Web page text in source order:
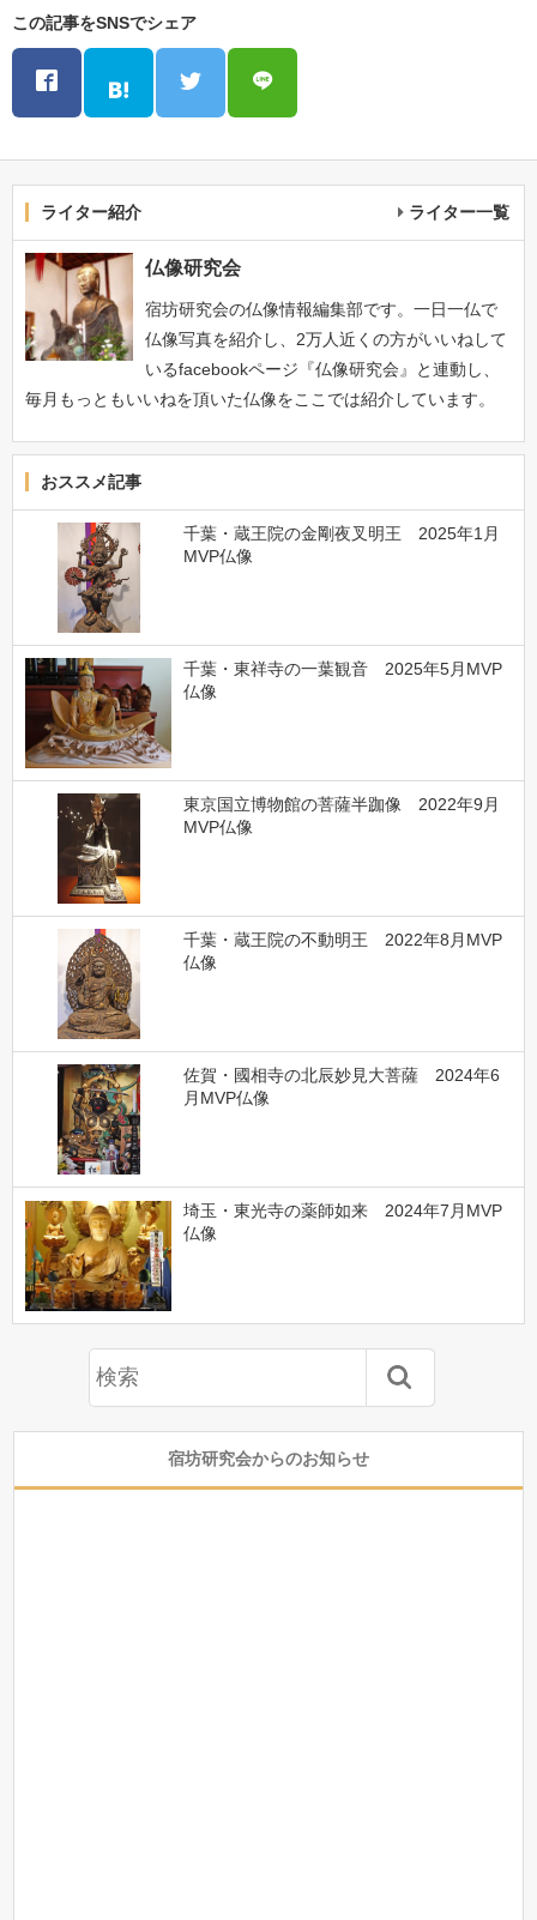
この記事をSNSでシェア
ライター紹介 ライター一覧
仏像研究会
宿坊研究会の仏像情報編集部です。一日一仏で
仏像写真を紹介し、2万人近くの方がいいねして
いるfacebookページ『仏像研究会』と連動し、
毎月もっともいいねを頂いた仏像をここでは紹介しています。
おススメ記事
千葉・蔵王院の金剛夜叉明王 2025年1月
MVP仏像
千葉・東祥寺の一葉観音 2025年5月MVP
仏像
東京国立博物館の菩薩半跏像 2022年9月
MVP仏像
千葉・蔵王院の不動明王 2022年8月MVP
仏像
佐賀・國相寺の北辰妙見大菩薩 2024年6
月MVP仏像
埼玉・東光寺の薬師如来 2024年7月MVP
仏像
宿坊研究会からのお知らせ